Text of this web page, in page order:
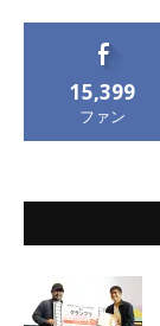
15,399
ファン